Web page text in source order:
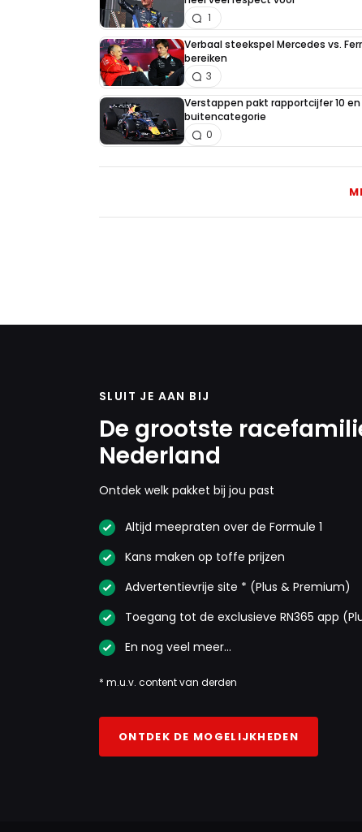
1
Verbaal steekspel Mercedes vs.
bereiken
3
Verstappen pakt rapportcijfer 10
buitencategorie
0
SLUIT JE AAN BIJ
De grootste
Nederland
Ontdek welk pakket bij jou past
Altijd meepraten over de Formule 1
Kans maken op toffe prijzen
Advertentievrije site * (Plus & Premium)
Toegang tot de exclusieve RN365 app
En nog veel meer…
* m.u.v. content van derden
ONTDEK DE MOGELIJKHEDEN